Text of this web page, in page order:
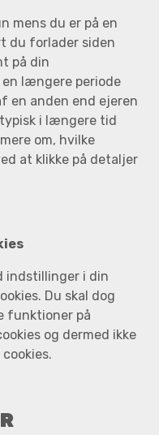
mens du er på en
du forlader siden
på din
længere periode
en anden end ejeren
i længere tid
om, hvilke
at klikke på detaljer
indstillinger i din
Du skal dog
funktioner på
og dermed ikke